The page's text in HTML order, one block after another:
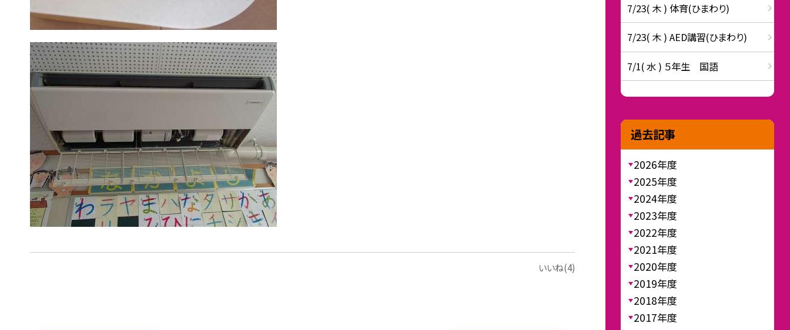
いいね(4)
7/23( 木 ) 体育(ひまわり)
7/23( 木 ) AED講習(ひまわり)
7/1( 水 ) ５年生 国語
過去記事
2026年度
2025年度
2024年度
2023年度
2022年度
2021年度
2020年度
2019年度
2018年度
2017年度